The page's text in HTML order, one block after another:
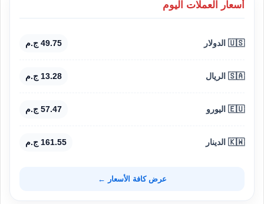
أسعار العملات اليوم
🇺🇸 الدولار 49.75 ج.م
🇸🇦 الريال 13.28 ج.م
🇪🇺 اليورو 57.47 ج.م
🇰🇼 الدينار 161.55 ج.م
عرض كافة الأسعار ←